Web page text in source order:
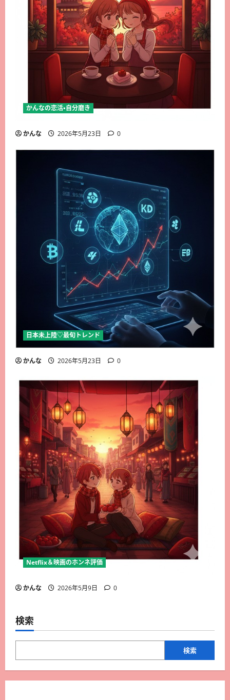
かんなの恋活・自分磨き
かんな 2026年5月23日 0
日本未上陸♡最旬トレンド
かんな 2026年5月23日 0
Netflix＆映画のホンネ評価
かんな 2026年5月9日 0
検索
検索